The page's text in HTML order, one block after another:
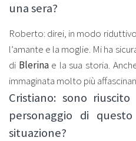
una sera?
Roberto: direi, in modo
l’amante e la moglie. Mi ha
di Blerinae la sua storia.
immaginata molto più
Cristiano: sono
personaggio di
situazione?